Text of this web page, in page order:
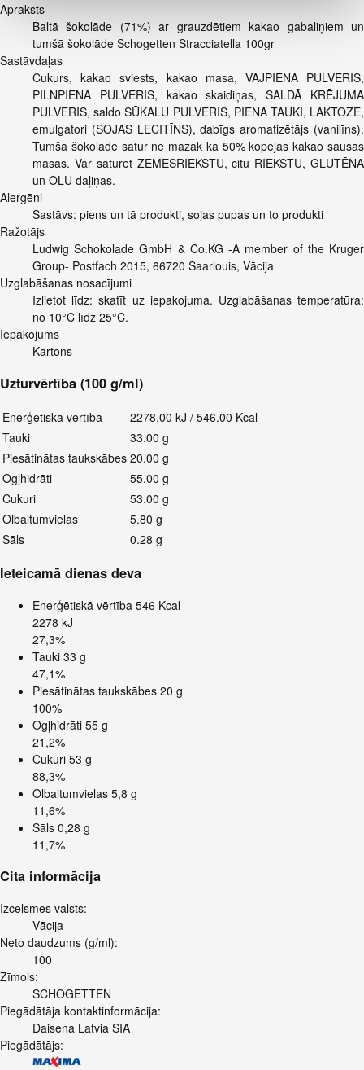
Apraksts
Baltā šokolāde (71%) ar grauzdētiem kakao gabaliņiem un
tumšā šokolāde Schogetten Stracciatella 100gr
Sastāvdaļas
Cukurs, kakao sviests, kakao masa, VĀJPIENA PULVERIS,
PILNPIENA PULVERIS, kakao skaidiņas, SALDĀ KRĒJUMA
PULVERIS, saldo SŪKALU PULVERIS, PIENA TAUKI, LAKTOZE,
emulgatori (SOJAS LECITĪNS), dabīgs aromatizētājs (vanilīns).
Tumšā šokolāde satur ne mazāk kā 50% kopējās kakao sausās
masas. Var saturēt ZEMESRIEKSTU, citu RIEKSTU, GLUTĒNA
un OLU daļiņas.
Alergēni
Sastāvs: piens un tā produkti, sojas pupas un to produkti
Ražotājs
Ludwig Schokolade GmbH & Co.KG -A member of the Kruger
Group- Postfach 2015, 66720 Saarlouis, Vācija
Uzglabāšanas nosacījumi
Izlietot līdz: skatīt uz iepakojuma. Uzglabāšanas temperatūra:
no 10°C līdz 25°C.
Iepakojums
Kartons
Uzturvērtība (100 g/ml)
Enerģētiskā vērtība
2278.00 kJ / 546.00 Kcal
Tauki
33.00 g
Piesātinātas taukskābes 20.00 g
Ogļhidrāti
55.00 g
Cukuri
53.00 g
Olbaltumvielas
5.80 g
Sāls
0.28 g
Ieteicamā dienas deva
Enerģētiskā vērtība 546 Kcal
2278 kJ
27,3%
Tauki 33 g
47,1%
Piesātinātas taukskābes 20 g
100%
Ogļhidrāti 55 g
21,2%
Cukuri 53 g
88,3%
Olbaltumvielas 5,8 g
11,6%
Sāls 0,28 g
11,7%
Cita informācija
Izcelsmes valsts:
Vācija
Neto daudzums (g/ml):
100
Zīmols:
SCHOGETTEN
Piegādātāja kontaktinformācija:
Daisena Latvia SIA
Piegādātājs: